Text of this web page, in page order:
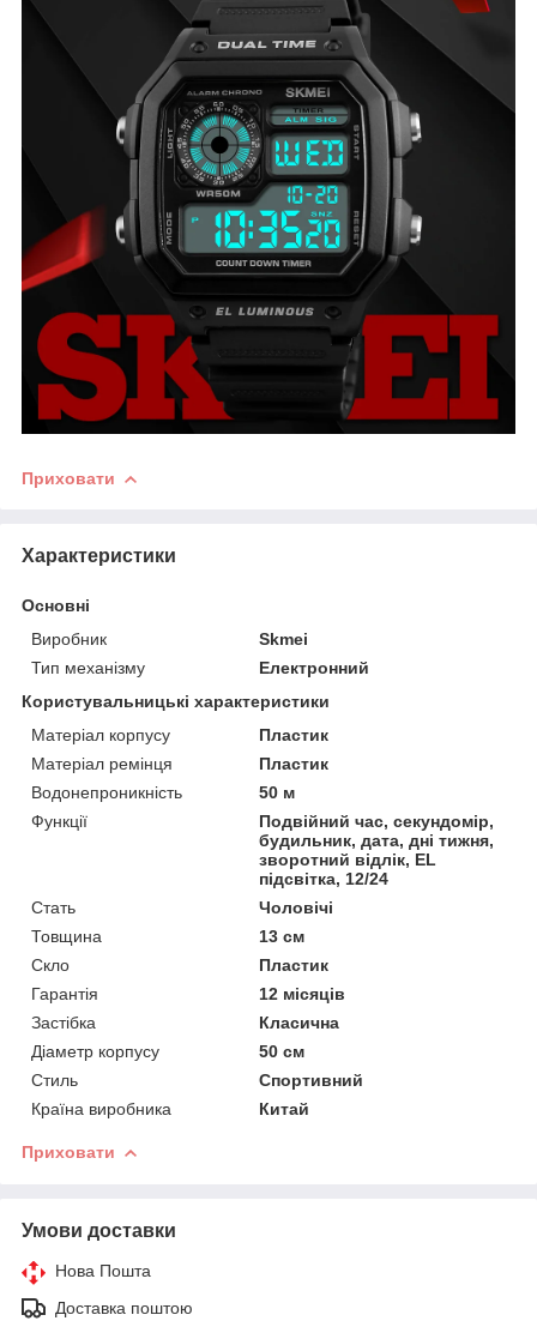
Приховати
Характеристики
Основні
Виробник
Skmei
Тип механізму
Електронний
Користувальницькі характеристики
Матеріал корпусу
Пластик
Матеріал ремінця
Пластик
Водонепроникність
50 м
Функції
Подвійний час, секундомір,
будильник, дата, дні тижня,
зворотний відлік, EL
підсвітка, 12/24
Стать
Чоловічі
Товщина
13 см
Скло
Пластик
Гарантія
12 місяців
Застібка
Класична
Діаметр корпусу
50 см
Стиль
Спортивний
Країна виробника
Китай
Приховати
Умови доставки
Нова Пошта
Доставка поштою